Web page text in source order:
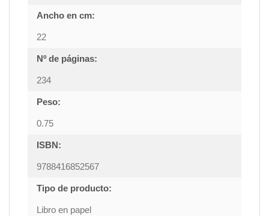
Ancho en cm:
22
Nº de páginas:
234
Peso:
0.75
ISBN:
9788416852567
Tipo de producto:
Libro en papel